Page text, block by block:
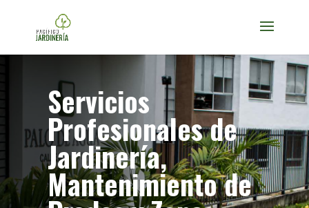
Servicios
Profesionales de
Jardinería,
Mantenimiento de